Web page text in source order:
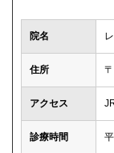
院名
住所
アクセス
診療時間